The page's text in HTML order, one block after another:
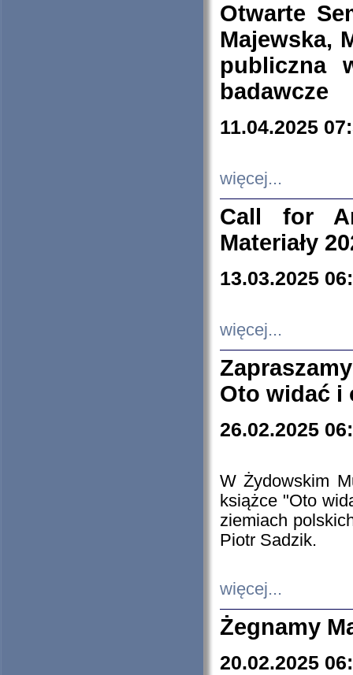
Otwarte
Majewska,
publiczna
badawcze
11.04.2025
więcej...
Call for
Materiały
13.03.2025
więcej...
Oto widać i
26.02.2025
W Żydowskim
książce "Oto
ziemiach
Piotr Sadzik.
więcej...
Żegnamy
20.02.2025